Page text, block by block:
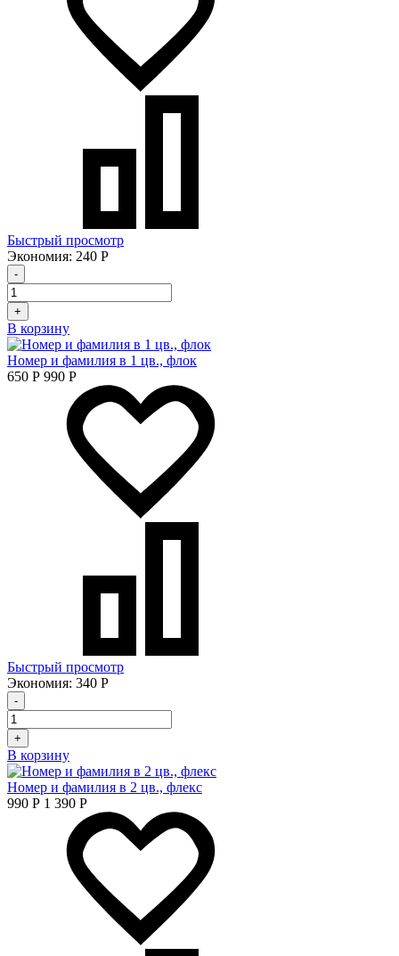
Быстрый просмотр
Экономия: 240 Р
-
+
В корзину
Номер и фамилия в 1 цв., флок
650 Р 990 Р
Быстрый просмотр
Экономия: 340 Р
-
+
В корзину
Номер и фамилия в 2 цв., флекс
990 Р 1 390 Р